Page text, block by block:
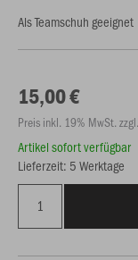
Als Teamschuh geeignet
15,00 €
Preis inkl. 19% MwSt.
Artikel sofort verfügbar
Lieferzeit: 5 Werktage